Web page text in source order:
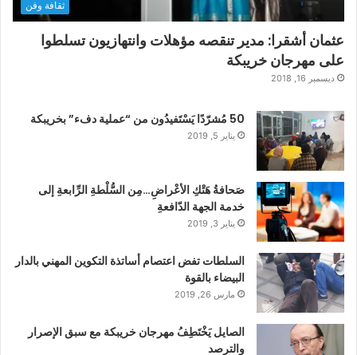
ثقافة وفن
عثمان أشقرا: مدير تنقصه مؤهلات وانتهازيون تسلطوا
على مهرجان خريبكة
ديسمبر 16, 2018
50 مُشرّدًا يَسْتَفيدُون من “عملية دفء” بخريبكة
يناير 5, 2019
صَحافةُ هَتْكِ الأعْراضِ…مِن السُّلْطةِ الرِّابعةِ إلى
خدمة الجهة الدّافعةِ
يناير 3, 2019
السلطات تفض اعتصام أساتذة التكوين المهني بالدار
البيضاء بالقوة
مارس 26, 2019
الصايل يَخْتَطِفُ مهرجان خريبكة مع سبق الإصرار
والترصد